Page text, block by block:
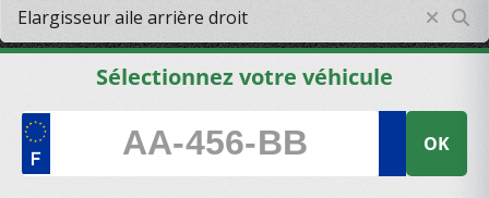
Sélectionnez votre véhicule
OK